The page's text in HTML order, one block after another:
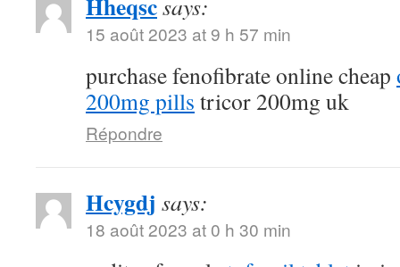
says:
15 août 2023 at 9 h 57 min
purchase fenofibrate online cheap
200mg pills tricor 200mg uk
Répondre
Hcygdj says:
18 août 2023 at 0 h 30 min